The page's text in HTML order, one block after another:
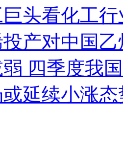
头看化工
产对中国
四季度我
延续小涨态